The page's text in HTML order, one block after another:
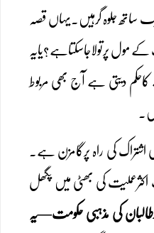
ساتھ جلوہ گرہیں۔یہاں قصہ
مول پرتولاجاسکتاہے؟یایہ
کاحکم دیتی ہے آج بھی مربوط
کی راہ پرگامزن ہے۔
کی بھٹی میں پگھل
کی مذہبی حکومت—یہ